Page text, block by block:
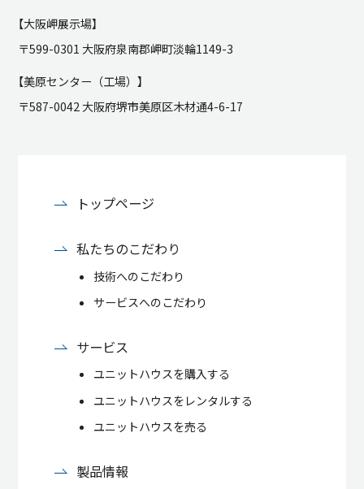
【大阪岬展示場】
〒599-0301 大阪府泉南郡岬町淡輪1149-3
【美原センター（工場）】
〒587-0042 大阪府堺市美原区木材通4-6-17
トップページ
私たちのこだわり
技術へのこだわり
サービスへのこだわり
サービス
ユニットハウスを購入する
ユニットハウスをレンタルする
ユニットハウスを売る
製品情報